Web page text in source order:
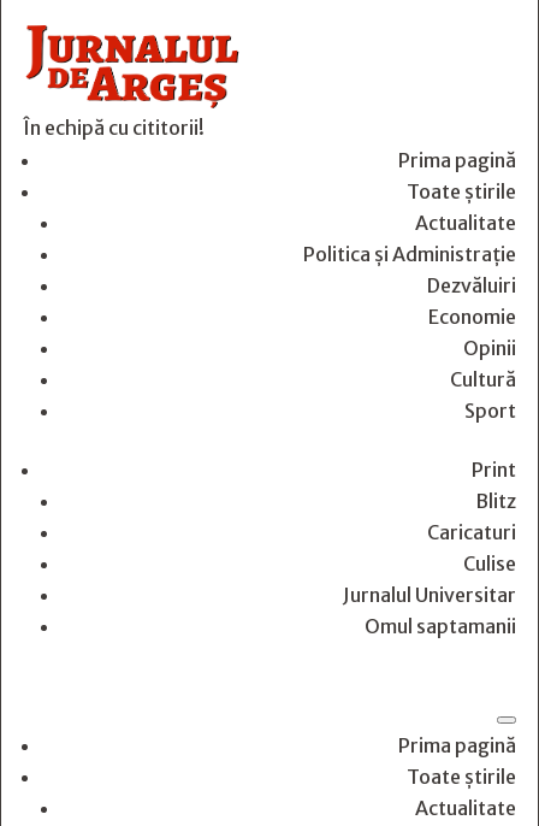
În echipă cu cititorii!
Prima pagină
Toate știrile
Actualitate
Politica și Administrație
Dezvăluiri
Economie
Opinii
Cultură
Sport
Print
Blitz
Caricaturi
Culise
Jurnalul Universitar
Omul saptamanii
Prima pagină
Toate știrile
Actualitate